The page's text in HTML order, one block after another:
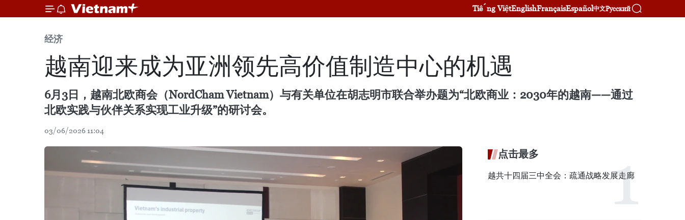
Tiếng ViệtEnglishFrançaisEspañol中文Русский
经济
越南迎来成为亚洲领先高价值制造中心的机遇
6月3日，越南北欧商会（NordCham Vietnam）与有关单位在胡志明市联合举办题为“北欧商业：2030年的越南——通过
北欧实践与伙伴关系实现工业升级”的研讨会。
03/06/2026 11:04
点击最多
越共十四届三中全会：疏通战略发展走廊